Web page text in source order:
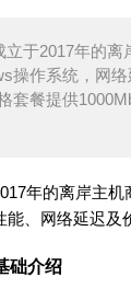
立于2017年的
操作系统，网
套餐提供
年的离岸主
、网络延迟及
础介绍